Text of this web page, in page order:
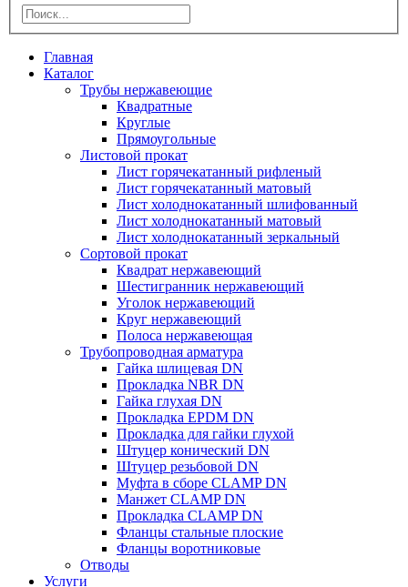
Главная
Каталог
Трубы нержавеющие
Квадратные
Круглые
Прямоугольные
Листовой прокат
Лист горячекатанный рифленый
Лист горячекатанный матовый
Лист холоднокатанный шлифованный
Лист холоднокатанный матовый
Лист холоднокатанный зеркальный
Сортовой прокат
Квадрат нержавеющий
Шестигранник нержавеющий
Уголок нержавеющий
Круг нержавеющий
Полоса нержавеющая
Трубопроводная арматура
Гайка шлицевая DN
Прокладка NBR DN
Гайка глухая DN
Прокладка EPDM DN
Прокладка для гайки глухой
Штуцер конический DN
Штуцер резьбовой DN
Муфта в сборе CLAMP DN
Манжет CLAMP DN
Прокладка CLAMP DN
Фланцы стальные плоские
Фланцы воротниковые
Отводы
Услуги